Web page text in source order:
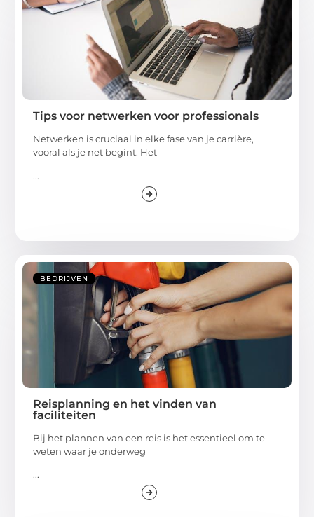
Tips voor netwerken voor professionals
Netwerken is cruciaal in elke fase van je carrière,
vooral als je net begint. Het
...
BEDRIJVEN
Reisplanning en het vinden van
faciliteiten
Bij het plannen van een reis is het essentieel om te
weten waar je onderweg
...